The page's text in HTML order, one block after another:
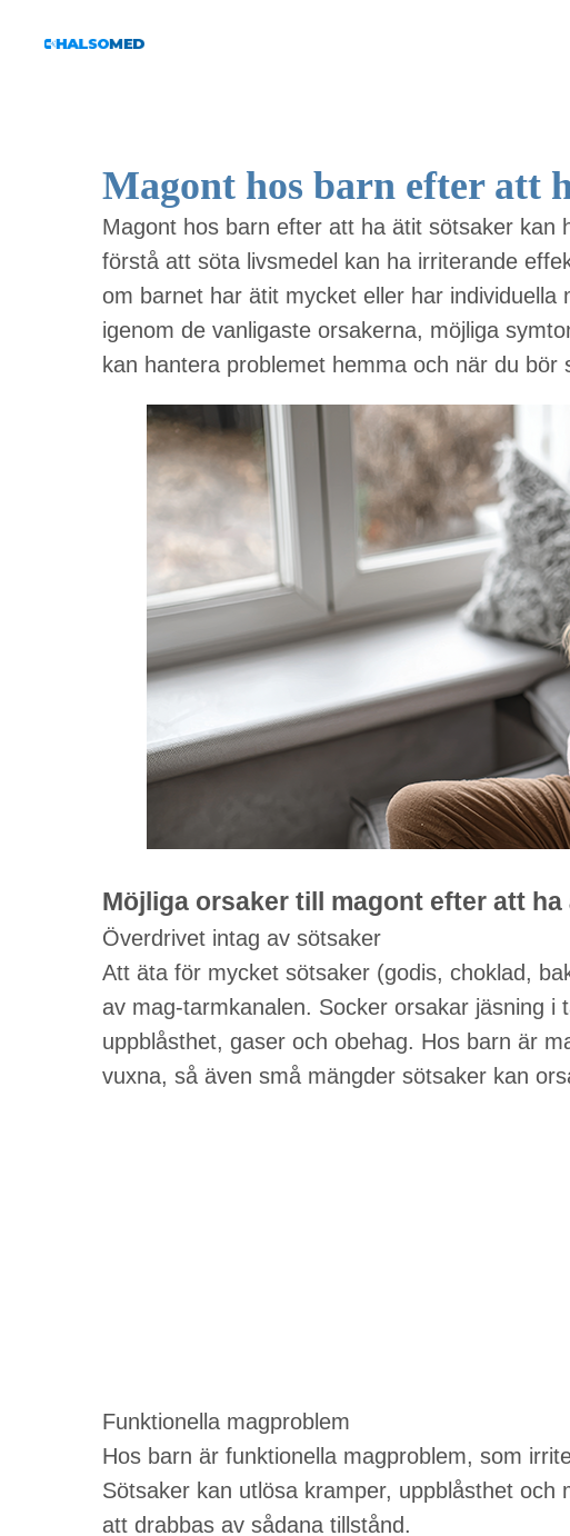
Magont hos barn efter att
Magont hos barn efter att ha ätit sötsaker kan
förstå att söta livsmedel kan ha irriterande
om barnet har ätit mycket eller har individuella
igenom de vanligaste orsakerna, möjliga
kan hantera problemet hemma och när du bör
Möjliga orsaker till magont efter att
Överdrivet intag av sötsaker
Att äta för mycket sötsaker (godis, choklad,
av mag-tarmkanalen. Socker orsakar jäsning i
uppblåsthet, gaser och obehag. Hos barn är
vuxna, så även små mängder sötsaker kan
Funktionella magproblem
Hos barn är funktionella magproblem, som
Sötsaker kan utlösa kramper, uppblåsthet
att drabbas av sådana tillstånd.